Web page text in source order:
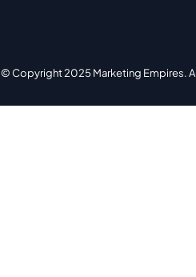
© Copyright 2025 Marketing Empires.